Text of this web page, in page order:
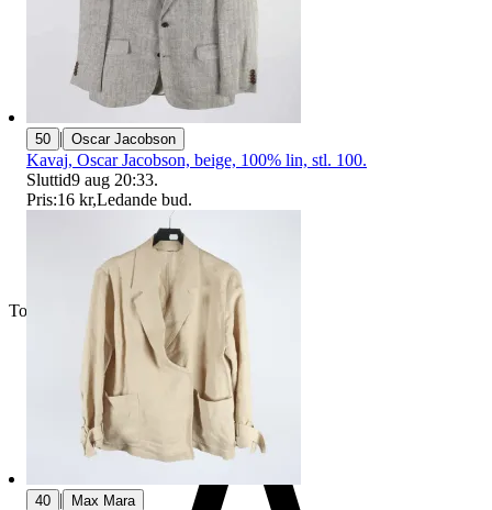
Toppsäljare
50 | Oscar Jacobson
Kavaj, Oscar Jacobson, beige, 100% lin, stl. 100.
Sluttid9 aug 20:33.
Pris:16 kr,Ledande bud.
40 | Max Mara